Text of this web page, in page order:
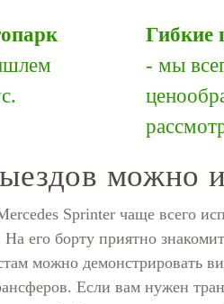
Гибкие
- мы
можно
Sprinter чаще всего
его борту приятно
можно демонстрировать
Если вам нужен